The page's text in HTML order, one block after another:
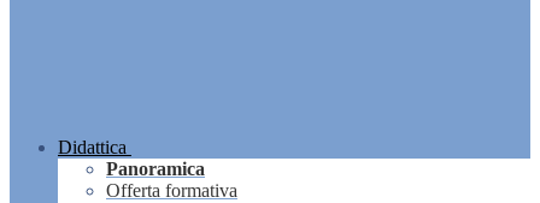
Didattica
Panoramica
Offerta formativa